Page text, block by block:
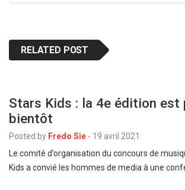
RELATED POST
Stars Kids : la 4e édition est
bientôt
Posted by Fredo Sie - 19 avril 2021
Le comité d’organisation du concours de
Kids a convié les hommes de media à une